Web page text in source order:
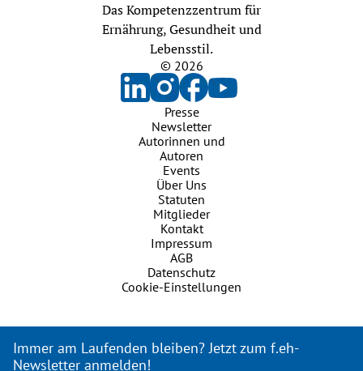
Das Kompetenzzentrum für
Ernährung, Gesundheit und
Lebensstil.
© 2026
Presse
Newsletter
Autorinnen und
Autoren
Events
Über Uns
Statuten
Mitglieder
Kontakt
Impressum
AGB
Datenschutz
Cookie-Einstellungen
Immer am Laufenden bleiben? Jetzt zum f.eh-
Newsletter anmelden!